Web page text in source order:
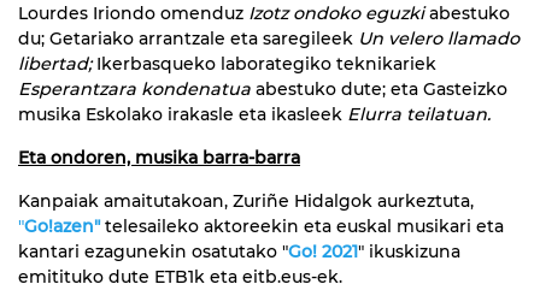
Lourdes Iriondo omenduz Izotz ondoko eguzkiabestuko
du; Getariako arrantzale eta saregileek Un velero llamado
libertad;Ikerbasqueko laborategiko teknikariek
Esperantzara kondenatua abestuko dute; eta Gasteizko
musika Eskolako irakasle eta ikasleek Elurra teilatuan.
Eta ondoren, musika barra-barra
Kanpaiak amaitutakoan, Zuriñe Hidalgok aurkeztuta,
"Go!azen"telesaileko aktoreekin eta euskal musikari eta
kantari ezagunekin osatutako "Go! 2021" ikuskizuna
emitituko dute ETB1k eta eitb.eus-ek.